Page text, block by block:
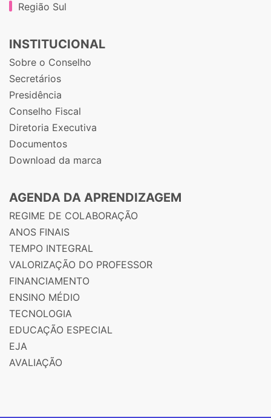
Região Sul
INSTITUCIONAL
Sobre o Conselho
Secretários
Presidência
Conselho Fiscal
Diretoria Executiva
Documentos
Download da marca
AGENDA DA APRENDIZAGEM
REGIME DE COLABORAÇÃO
ANOS FINAIS
TEMPO INTEGRAL
VALORIZAÇÃO DO PROFESSOR
FINANCIAMENTO
ENSINO MÉDIO
TECNOLOGIA
EDUCAÇÃO ESPECIAL
EJA
AVALIAÇÃO